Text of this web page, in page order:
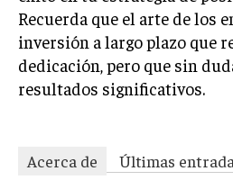
Recuerda que el arte de los
inversión a largo plazo que
dedicación, pero que sin
resultados significativos.
Acerca de
Últimas